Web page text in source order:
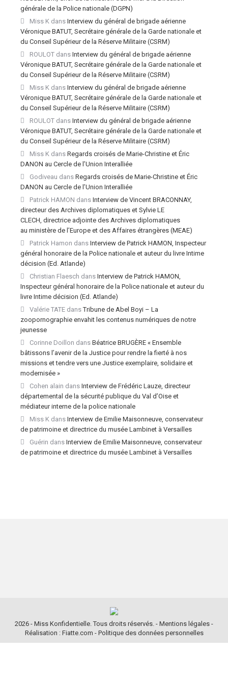
générale de la Police nationale (DGPN)
Miss K dans Interview du général de brigade aérienne
Véronique BATUT, Secrétaire générale de la Garde nationale et
du Conseil Supérieur de la Réserve Militaire (CSRM)
ROULOT dans Interview du général de brigade aérienne
Véronique BATUT, Secrétaire générale de la Garde nationale et
du Conseil Supérieur de la Réserve Militaire (CSRM)
Miss K dans Interview du général de brigade aérienne
Véronique BATUT, Secrétaire générale de la Garde nationale et
du Conseil Supérieur de la Réserve Militaire (CSRM)
ROULOT dans Interview du général de brigade aérienne
Véronique BATUT, Secrétaire générale de la Garde nationale et
du Conseil Supérieur de la Réserve Militaire (CSRM)
Miss K dans Regards croisés de Marie-Christine et Éric
DANON au Cercle de l’Union Interalliée
Godiveau dans Regards croisés de Marie-Christine et Éric
DANON au Cercle de l’Union Interalliée
Patrick HAMON dans Interview de Vincent BRACONNAY,
directeur des Archives diplomatiques et Sylvie LE
CLECH, directrice adjointe des Archives diplomatiques
au ministère de l’Europe et des Affaires étrangères (MEAE)
Patrick Hamon dans Interview de Patrick HAMON, Inspecteur
général honoraire de la Police nationale et auteur du livre Intime
décision (Ed. Atlande)
Christian Flaesch dans Interview de Patrick HAMON,
Inspecteur général honoraire de la Police nationale et auteur du
livre Intime décision (Ed. Atlande)
Valérie TATE dansTribune de Abel Boyi – La
zoopornographie envahit les contenus numériques de notre
jeunesse
Corinne Doillon dans Béatrice BRUGÈRE « Ensemble
bâtissons l’avenir de la Justice pour rendre la fierté à nos
missions et tendre vers une Justice exemplaire, solidaire et
modernisée »
Cohen alain dans Interview de Frédéric Lauze, directeur
départemental de la sécurité publique du Val d’Oise et
médiateur interne de la police nationale
Miss K dans Interview de Emilie Maisonneuve, conservateur
de patrimoine et directrice du musée Lambinet à Versailles
Guérin dans Interview de Emilie Maisonneuve, conservateur
de patrimoine et directrice du musée Lambinet à Versailles
2026 - Miss Konfidentielle. Tous droits réservés. - Mentions légales -
Réalisation : Fiatte.com - Politique des données personnelles